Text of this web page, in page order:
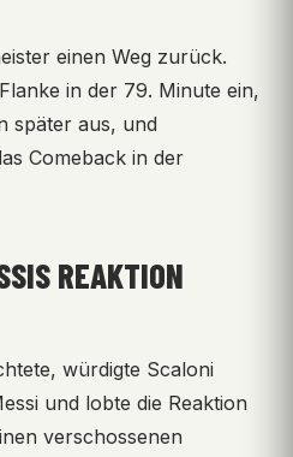
einen Weg zurück.
in der 79. Minute ein,
später aus, und
Comeback in der
REAKTION
würdigte Scaloni
und lobte die Reaktion
verschossenen